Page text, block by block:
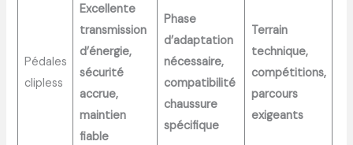
Pédales
clipless
Excellente
transmission
d’énergie,
sécurité
accrue,
maintien
fiable
Phase
d’adaptation
nécessaire,
compatibilité
chaussure
spécifique
Terrain
technique,
compétitions,
parcours
exigeants